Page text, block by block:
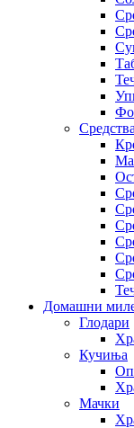
Домашни
Глодари
Кучиња
Мачки